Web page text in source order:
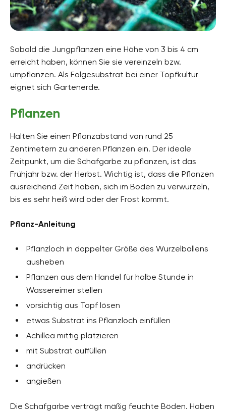
Sobald die Jungpflanzen eine Höhe von 3 bis 4 cm
erreicht haben, können Sie sie vereinzeln bzw.
umpflanzen. Als Folgesubstrat bei einer Topfkultur
eignet sich Gartenerde.
Pflanzen
Halten Sie einen Pflanzabstand von rund 25
Zentimetern zu anderen Pflanzen ein. Der ideale
Zeitpunkt, um die Schafgarbe zu pflanzen, ist das
Frühjahr bzw. der Herbst. Wichtig ist, dass die Pflanzen
ausreichend Zeit haben, sich im Boden zu verwurzeln,
bis es sehr heiß wird oder der Frost kommt.
Pflanz-Anleitung
Pflanzloch in doppelter Größe des Wurzelballens
ausheben
Pflanzen aus dem Handel für halbe Stunde in
Wassereimer stellen
vorsichtig aus Topf lösen
etwas Substrat ins Pflanzloch einfüllen
Achillea mittig platzieren
mit Substrat auffüllen
andrücken
angießen
Die Schafgarbe verträgt mäßig feuchte Böden. Haben